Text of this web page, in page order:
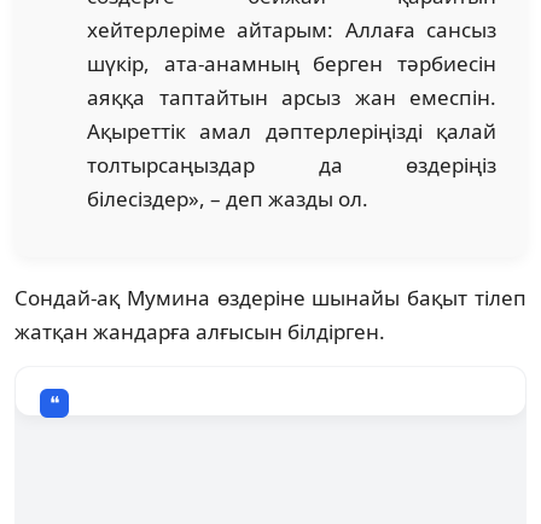
хейтерлеріме айтарым: Аллаға сансыз
шүкір, ата-анамның берген тәрбиесін
аяққа таптайтын арсыз жан емеспін.
Ақыреттік амал дәптерлеріңізді қалай
толтырсаңыздар да өздеріңіз
білесіздер», – деп жазды ол.
Сондай-ақ Мумина өздеріне шынайы бақыт тілеп
жатқан жандарға алғысын білдірген.